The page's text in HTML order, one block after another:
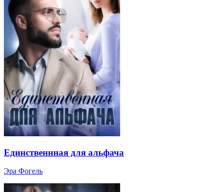
Единственнная для альфача
Эра Фогель